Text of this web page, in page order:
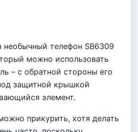
необычный телефон SB6309
можно использовать
– с обратной стороны его
защитной крышкой
элемент.
прикурить, хотя делать